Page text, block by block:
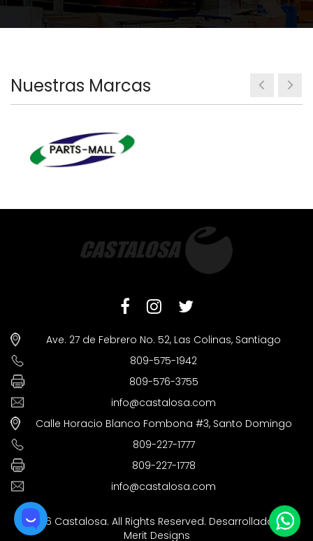
Nuestras Marcas
Ave. 27 de Febrero No. 52, Las Colinas, Santiago
809-575-1942
809-576-3755
info@castalosa.com
Calle Horacio Blanco Fombona #3, Santo Domingo
809-227-1777
809-227-1778
info@castalosa.com
©2026 Castalosa. All Rights Reserved. Desarrollado por
Merit Designs